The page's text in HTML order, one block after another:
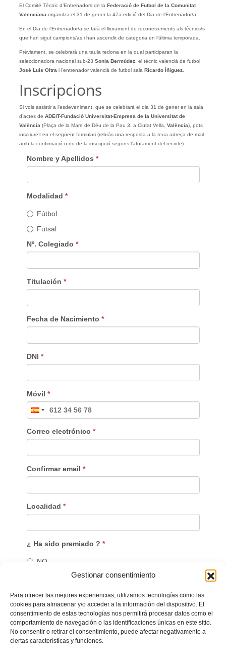
Gestionar consentimiento
Para ofrecer las mejores experiencias, utilizamos tecnologías como las
cookies para almacenar y/o acceder a la información del dispositivo. El
consentimiento de estas tecnologías nos permitirá procesar datos como el
comportamiento de navegación o las identificaciones únicas en este sitio.
No consentir o retirar el consentimiento, puede afectar negativamente a
ciertas características y funciones.
El Comité Tècnic d’Entrenadors de la Federació de Futbol de la Comunitat
Valenciana organitza el 31 de gener la 47a edició del Dia de l’Entrenador/a.
En el Dia de l’Entrenador/a se farà el lliurament de reconeixements als tècnics/s
que han sigut campions/as i han ascendit de categoria en l’última temporada.
Prèviament, se celebrarà una taula redona en la qual participaran la
seleccionadora nacional sub-23 Sonia Bermúdez, el tècnic valencià de futbol
José Luis Oltra i l’entrenador valencià de futbol sala Ricardo Íñiguez.
Inscripcions
Si vols assistir a l’esdeveniment, que se celebrarà el dia 31 de gener en la sala
d’actes de ADEIT-Fundació Universitat-Empresa de la Universitat de
València (Plaça de la Mare de Déu de la Pau 3, a Ciutat Vella, València), pots
inscriure’t en el següent formulari (rebràs una resposta a la teua adreça de mail
amb la confirmació o no de la inscripció segons l’aforament del recinte).
Nombre y Apellidos *
Modalidad *
Fútbol
Futsal
Nº. Colegiado *
Titulación *
Fecha de Nacimiento *
DNI *
Móvil *
Correo electrónico *
Confirmar email *
Localidad *
¿ Ha sido premiado ? *
NO
SI. Indique numero de acompañantes
Ley de Protección de Datos*
He leído y acepto la política de protección de
datos para que se gestionen mis datos para el